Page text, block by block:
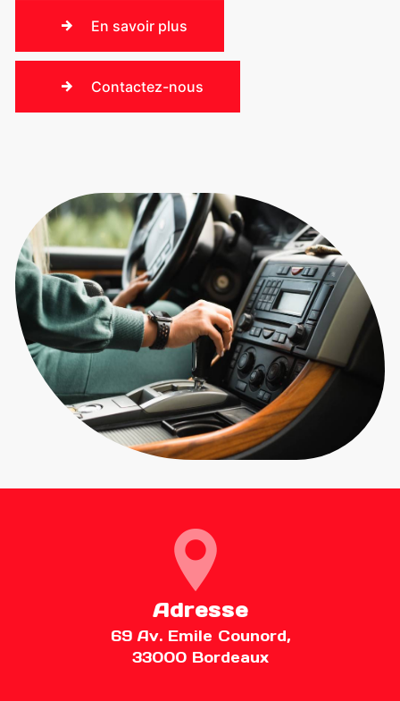
En savoir plus
Contactez-nous
Adresse
69 Av. Emile Counord,
33000 Bordeaux